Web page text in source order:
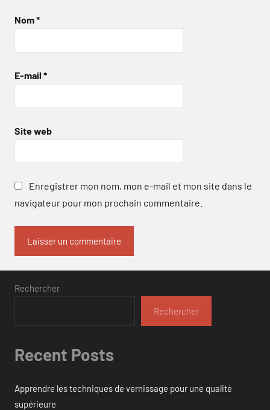
Nom*
E-mail *
Site web
Enregistrer mon nom, mon e-mail et mon site dans le
navigateur pour mon prochain commentaire.
Rechercher
Rechercher
Recent Posts
Apprendre les techniques de vernissage pour une qualité
supérieure